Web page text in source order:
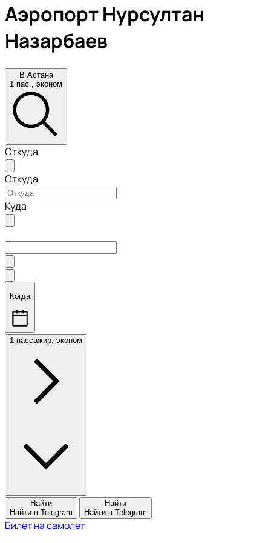
Аэропорт Нурсултан
Назарбаев
В Астана
1 пас., эконом
Откуда
Откуда
Куда
Когда
1 пассажир, эконом
Найти
Найти в Telegram
Найти
Найти в Telegram
Билет на самолет